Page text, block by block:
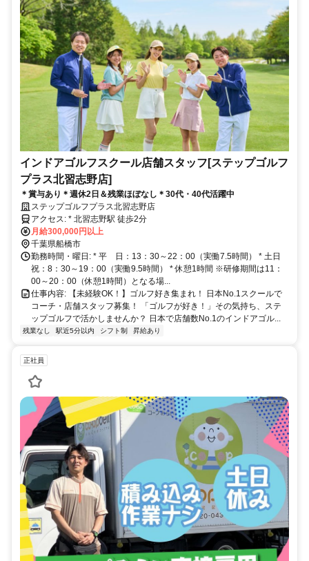
インドアゴルフスクール店舗スタッフ[ステップゴルフ
プラス北習志野店]
＊賞与あり＊週休2日＆残業ほぼなし＊30代・40代活躍中
ステップゴルフプラス北習志野店
アクセス: * 北習志野駅 徒歩2分
月給300,000円以上
千葉県船橋市
勤務時間・曜日: * 平 日：13：30～22：00（実働7.5時間） * 土日
祝：8：30～19：00（実働9.5時間） * 休憩1時間 ※研修期間は11：
00～20：00（休憩1時間）となる場...
仕事内容: 【未経験OK！】ゴルフ好き集まれ！ 日本No.1スクールで
コーチ・店舗スタッフ募集！ 「ゴルフが好き！」その気持ち、ステ
ップゴルフで活かしませんか？ 日本で店舗数No.1のインドアゴル...
残業なし 駅近5分以内 シフト制 昇給あり
正社員